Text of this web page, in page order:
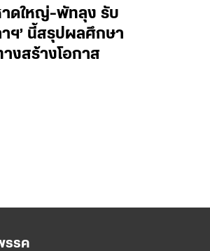
าดใหญ่-พัทลุง รับ
ฯ’ นี้สรุปผลศึกษา
งสร้างโอกาส
รรค